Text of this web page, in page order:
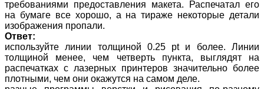
требованиями предоставления макета. Распечатал его
на бумаге все хорошо, а на тираже некоторые детали
изображения пропали.
Ответ:
используйте линии толщиной 0.25 pt и более. Линии
толщиной менее, чем четверть пункта, выглядят на
распечатках с лазерных принтеров значительно более
плотными, чем они окажутся на самом деле.